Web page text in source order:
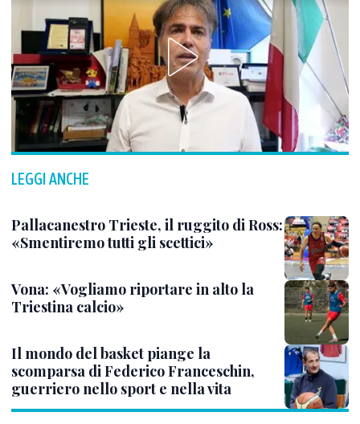
LEGGI ANCHE
Pallacanestro Trieste, il ruggito di Ross:
«Smentiremo tutti gli scettici»
Vona: «Vogliamo riportare in alto la
Triestina calcio»
Il mondo del basket piange la
scomparsa di Federico Franceschin,
guerriero nello sport e nella vita